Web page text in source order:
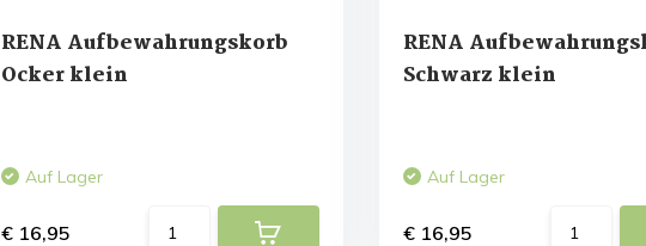
RENA Aufbewahrungskorb
Ocker klein
Auf Lager
€ 16,95
RENA
Schwarz klein
Auf Lager
€ 16,95